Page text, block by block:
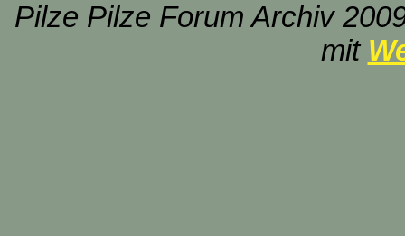
Pilze Pilze Forum Archiv
mit